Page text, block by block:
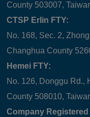
County 503007,
CTSP Erlin FTY:
No. 168, Sec. 2,
Changhua County
Hemei FTY:
No. 126, Donggu Rd.,
County 508010,
Company